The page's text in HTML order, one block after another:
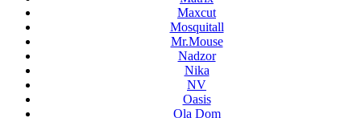
Maxcut
Mosquitall
Mr.Mouse
Nadzor
Nika
NV
Oasis
Ola Dom